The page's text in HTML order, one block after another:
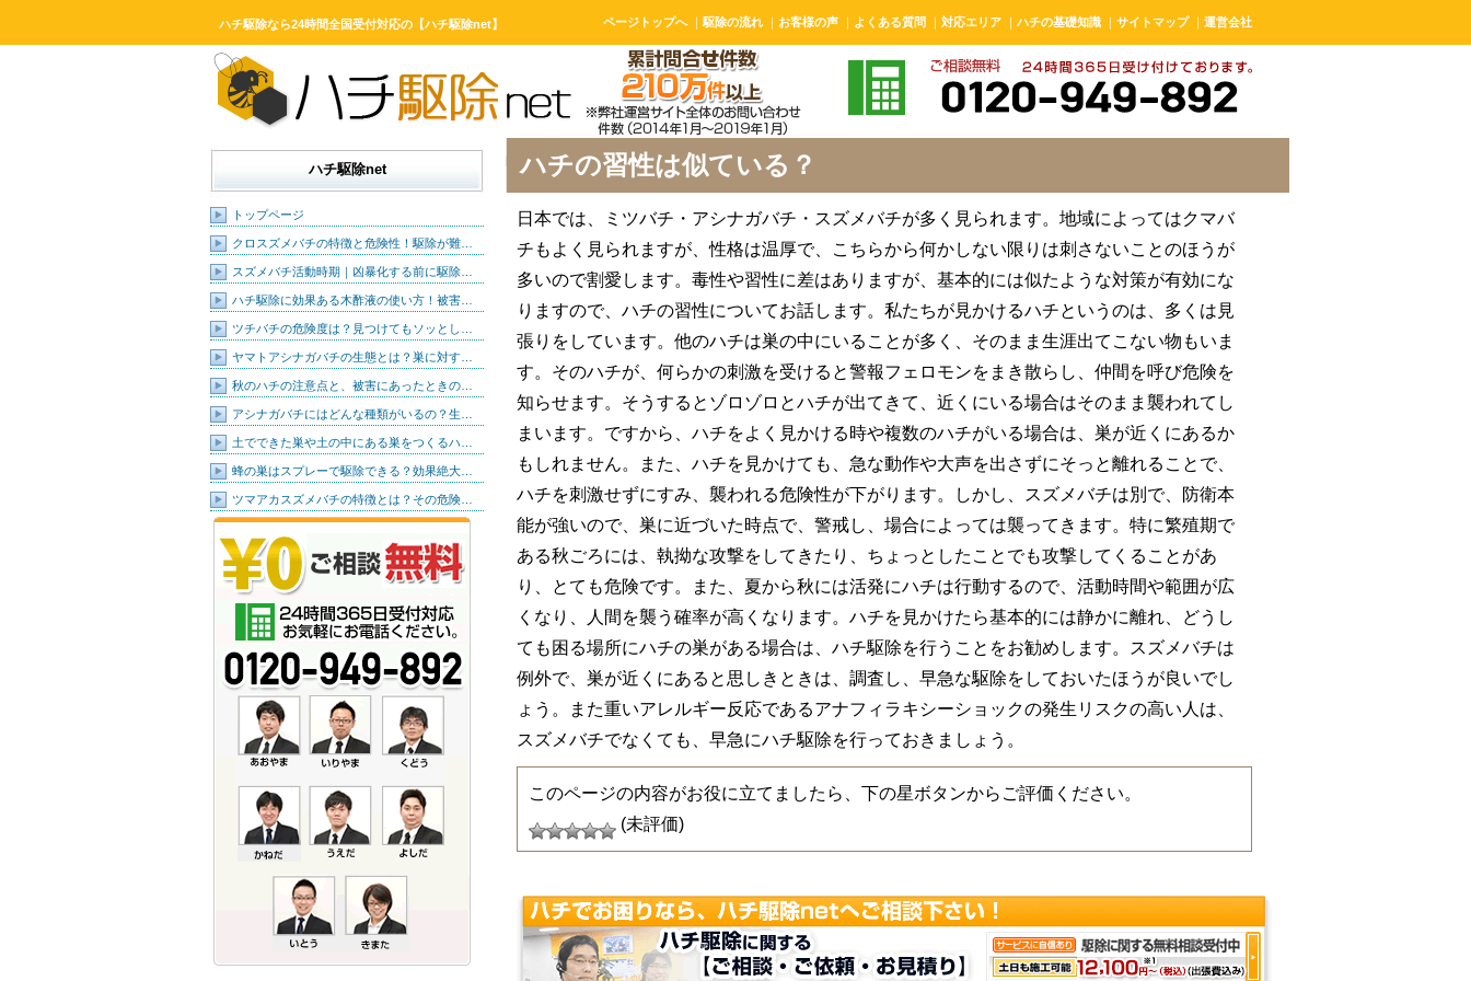
ハチ駆除なら24時間全国受付対応の【ハチ駆除net】 ページトップへ ｜ 駆除の流れ ｜ お客様の声 ｜ よくある質問 ｜ 対応エリア ｜ ハチの基礎知識 ｜ サイトマップ ｜ 運営会社
ハチ駆除net
トップページ
クロスズメバチの特徴と危険性！駆除が難…
スズメバチ活動時期｜凶暴化する前に駆除…
ハチ駆除に効果ある木酢液の使い方！被害…
ツチバチの危険度は？見つけてもソッとし…
ヤマトアシナガバチの生態とは？巣に対す…
秋のハチの注意点と、被害にあったときの…
アシナガバチにはどんな種類がいるの？生…
土でできた巣や土の中にある巣をつくるハ…
蜂の巣はスプレーで駆除できる？効果絶大…
ツマアカスズメバチの特徴とは？その危険…
ハチの習性は似ている？
日本では、ミツバチ・アシナガバチ・スズメバチが多く見られます。地域によってはクマバ
チもよく見られますが、性格は温厚で、こちらから何かしない限りは刺さないことのほうが
多いので割愛します。毒性や習性に差はありますが、基本的には似たような対策が有効にな
りますので、ハチの習性についてお話します。私たちが見かけるハチというのは、多くは見
張りをしています。他のハチは巣の中にいることが多く、そのまま生涯出てこない物もいま
す。そのハチが、何らかの刺激を受けると警報フェロモンをまき散らし、仲間を呼び危険を
知らせます。そうするとゾロゾロとハチが出てきて、近くにいる場合はそのまま襲われてし
まいます。ですから、ハチをよく見かける時や複数のハチがいる場合は、巣が近くにあるか
もしれません。また、ハチを見かけても、急な動作や大声を出さずにそっと離れることで、
ハチを刺激せずにすみ、襲われる危険性が下がります。しかし、スズメバチは別で、防衛本
能が強いので、巣に近づいた時点で、警戒し、場合によっては襲ってきます。特に繁殖期で
ある秋ごろには、執拗な攻撃をしてきたり、ちょっとしたことでも攻撃してくることがあ
り、とても危険です。また、夏から秋には活発にハチは行動するので、活動時間や範囲が広
くなり、人間を襲う確率が高くなります。ハチを見かけたら基本的には静かに離れ、どうし
ても困る場所にハチの巣がある場合は、ハチ駆除を行うことをお勧めします。スズメバチは
例外で、巣が近くにあると思しきときは、調査し、早急な駆除をしておいたほうが良いでし
ょう。また重いアレルギー反応であるアナフィラキシーショックの発生リスクの高い人は、
スズメバチでなくても、早急にハチ駆除を行っておきましょう。
このページの内容がお役に立てましたら、下の星ボタンからご評価ください。
(未評価)